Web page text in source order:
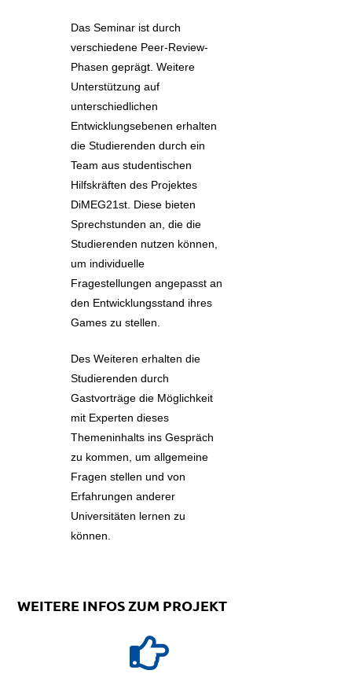
Das Seminar ist durch
verschiedene Peer-Review-
Phasen geprägt. Weitere
Unterstützung auf
unterschiedlichen
Entwicklungsebenen erhalten
die Studierenden durch ein
Team aus studentischen
Hilfskräften des Projektes
DiMEG21st. Diese bieten
Sprechstunden an, die die
Studierenden nutzen können,
um individuelle
Fragestellungen angepasst an
den Entwicklungsstand ihres
Games zu stellen.
Des Weiteren erhalten die
Studierenden durch
Gastvorträge die Möglichkeit
mit Experten dieses
Themeninhalts ins Gespräch
zu kommen, um allgemeine
Fragen stellen und von
Erfahrungen anderer
Universitäten lernen zu
können.
WEITERE INFOS ZUM PROJEKT